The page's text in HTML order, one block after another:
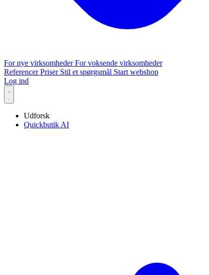
For nye virksomhederFor voksende virksomheder
ReferencerPriser Stil et spørgsmål Start webshop
Log ind
Udforsk
Quickbutik AI